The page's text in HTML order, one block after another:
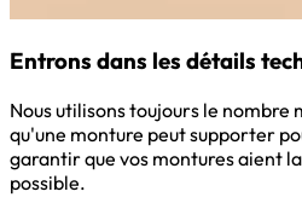
Entrons dans les détails
Nous utilisons toujours le nombre
qu'une monture peut supporter
garantir que vos montures aient
possible.